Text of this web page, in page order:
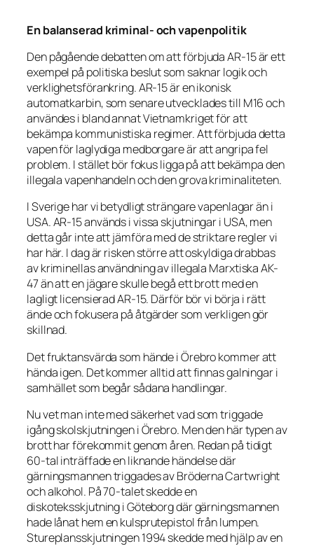
En balanserad kriminal- och vapenpolitik
Den pågående debatten om att förbjuda AR-15 är ett
exempel på politiska beslut som saknar logik och
verklighetsförankring. AR-15 är en ikonisk
automatkarbin, som senare utvecklades till M16 och
användes i bland annat Vietnamkriget för att
bekämpa kommunistiska regimer. Att förbjuda detta
vapen för laglydiga medborgare är att angripa fel
problem. I stället bör fokus ligga på att bekämpa den
illegala vapenhandeln och den grova kriminaliteten.
I Sverige har vi betydligt strängare vapenlagar än i
USA. AR-15 används i vissa skjutningar i USA, men
detta går inte att jämföra med de striktare regler vi
har här. I dag är risken större att oskyldiga drabbas
av kriminellas användning av illegala Marxtiska AK-
47 än att en jägare skulle begå ett brott med en
lagligt licensierad AR-15. Därför bör vi börja i rätt
ände och fokusera på åtgärder som verkligen gör
skillnad.
Det fruktansvärda som hände i Örebro kommer att
hända igen. Det kommer alltid att finnas galningar i
samhället som begår sådana handlingar.
Nu vet man inte med säkerhet vad som triggade
igång skolskjutningen i Örebro. Men den här typen av
brott har förekommit genom åren. Redan på tidigt
60-tal inträffade en liknande händelse där
gärningsmannen triggades avBröderna Cartwright
och alkohol. På 70-talet skedde en
diskoteksskjutning i Göteborg där gärningsmannen
hade lånat hem en kulsprutepistol från lumpen.
Stureplansskjutningen 1994 skedde med hjälp av en